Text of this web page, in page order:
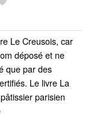
Le Creusois, car
déposé et ne
que par des
Le livre La
parisien